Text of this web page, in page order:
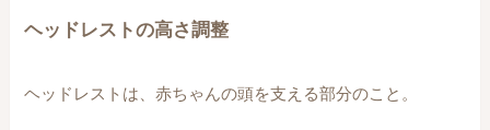
ヘッドレストの高さ調整
ヘッドレストは、赤ちゃんの頭を支える部分のこと。